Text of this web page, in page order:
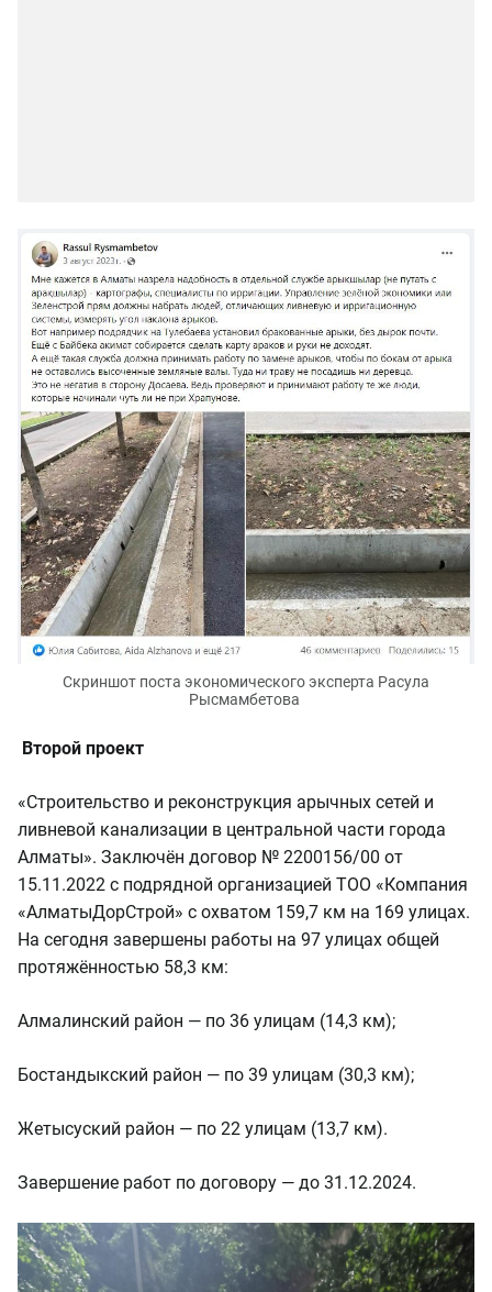
Скриншот поста экономического эксперта Расула
Рысмамбетова
Второй проект
«Строительство и реконструкция арычных сетей и
ливневой канализации в центральной части города
Алматы». Заключён договор № 2200156/00 от
15.11.2022 с подрядной организацией ТОО «Компания
«АлматыДорСтрой» с охватом 159,7 км на 169 улицах.
На сегодня завершены работы на 97 улицах общей
протяжённостью 58,3 км:
Алмалинский район — по 36 улицам (14,3 км);
Бостандыкский район — по 39 улицам (30,3 км);
Жетысуский район — по 22 улицам (13,7 км).
Завершение работ по договору — до 31.12.2024.